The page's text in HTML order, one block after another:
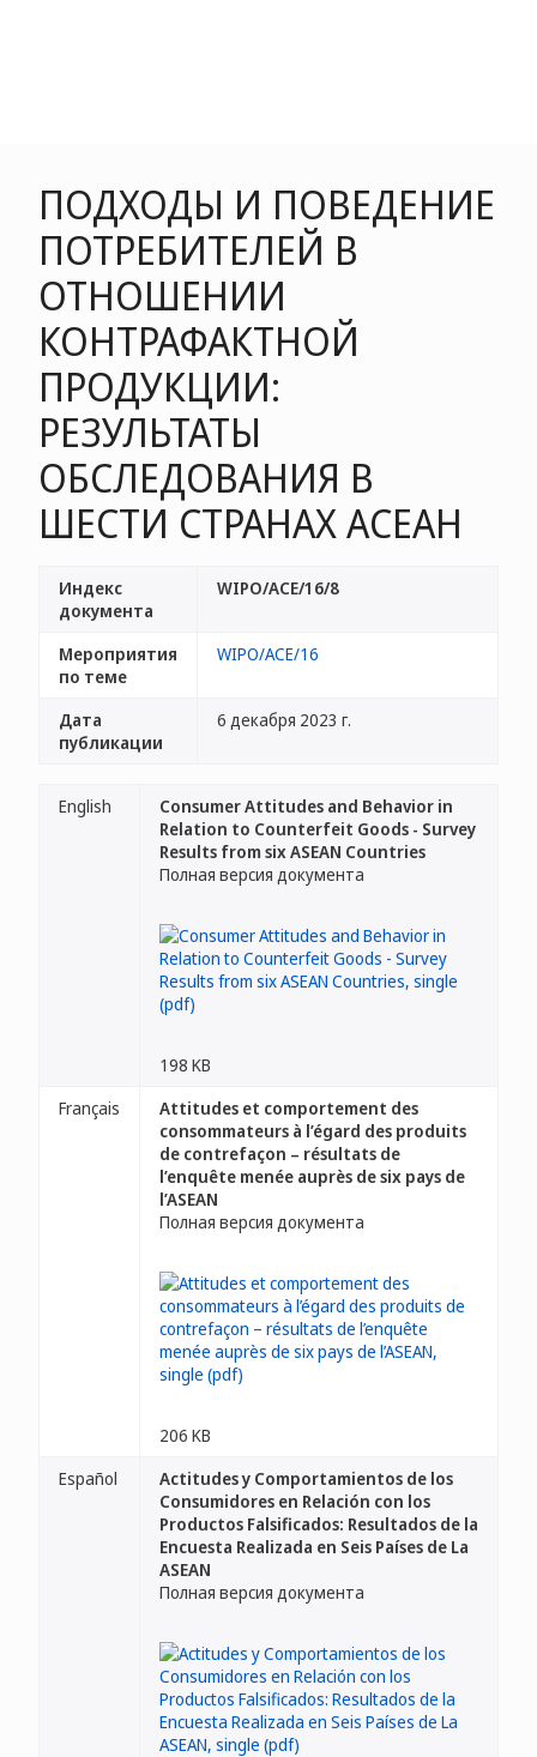
ПОДХОДЫ И ПОВЕДЕНИЕ
ПОТРЕБИТЕЛЕЙ В
ОТНОШЕНИИ
КОНТРАФАКТНОЙ
ПРОДУКЦИИ:
РЕЗУЛЬТАТЫ
ОБСЛЕДОВАНИЯ В
ШЕСТИ СТРАНАХ АСЕАН
Индекс
документа
WIPO/ACE/16/8
Мероприятия
по теме
WIPO/ACE/16
Дата
публикации
6 декабря 2023 г.
English
Consumer Attitudes and Behavior in
Relation to Counterfeit Goods - Survey
Results from six ASEAN Countries
Полная версия документа
198 KB
Français
Attitudes et comportement des
consommateurs à l’égard des produits
de contrefaçon – résultats de
l’enquête menée auprès de six pays de
l’ASEAN
Полная версия документа
206 KB
Español
Actitudes y Comportamientos de los
Consumidores en Relación con los
Productos Falsificados: Resultados de la
Encuesta Realizada en Seis Países de La
ASEAN
Полная версия документа